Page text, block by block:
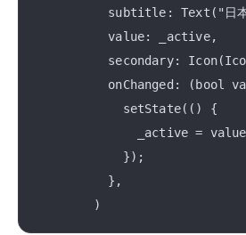
subtitle: Text("日
          value: _active,
secondary:
onChanged: (bool
            setState(() {
_active =
            });
          },